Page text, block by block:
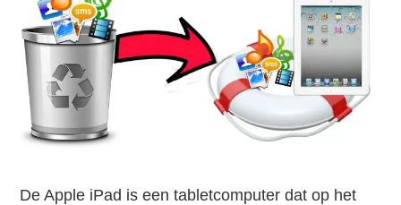
De Apple iPad is een tabletcomputer dat op het